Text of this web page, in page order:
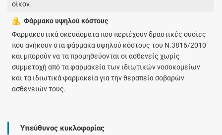
οίκον.
Φάρμακο υψηλού κόστους
Φαρμακευτικά σκευάσματα που περιέχουν δραστικές ουσίες
που ανήκουν στα φάρμακα υψηλού κόστους του Ν.3816/2010
και μπορούν να τα προμηθεύονται οι ασθενείς χωρίς
συμμετοχή από τα φαρμακεία των ιδιωτικών νοσοκομείων
και τα ιδιωτικά φαρμακεία για την θεραπεία σοβαρών
ασθενειών τους.
Υπεύθυνος κυκλοφορίας